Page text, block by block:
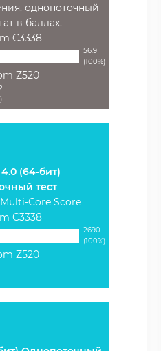
однопоточный
в баллах.
C3338
56.9
(100%)
Z520
(64-бит)
тест
Core Score
C3338
2690
(100%)
Z520